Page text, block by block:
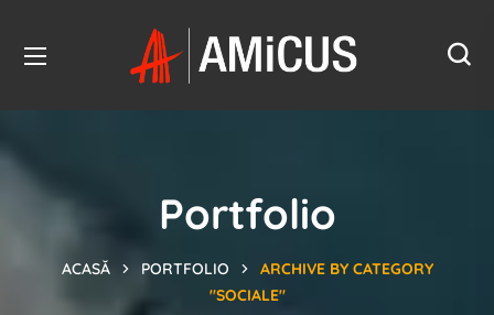
Portfolio
ACASĂ PORTFOLIO
ARCHIVE BY CATEGORY
"SOCIALE"